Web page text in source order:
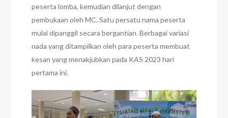
peserta lomba, kemudian dilanjut dengan
pembukaan oleh MC.Satu persatu nama peserta
mulai dipanggil secara bergantian. Berbagai variasi
nada yang ditampilkan oleh para peserta membuat
kesan yang menakjubkan pada KAS 2023 hari
pertama ini.